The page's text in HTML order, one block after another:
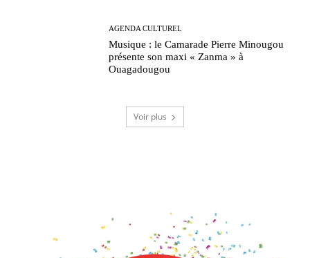
AGENDA CULTUREL
Musique : le Camarade Pierre Minougou
présente son maxi « Zanma » à
Ouagadougou
Voir plus